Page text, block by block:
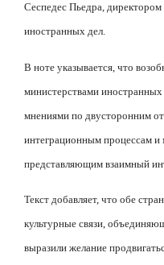
Сеспедес Пьедра,
иностранных дел.
В ноте указывается, что
министерствами иностранных
мнениями по двусторонним
интеграционным процессам и
представляющим взаимный
Текст добавляет, что обе
культурные связи,
выразили желание